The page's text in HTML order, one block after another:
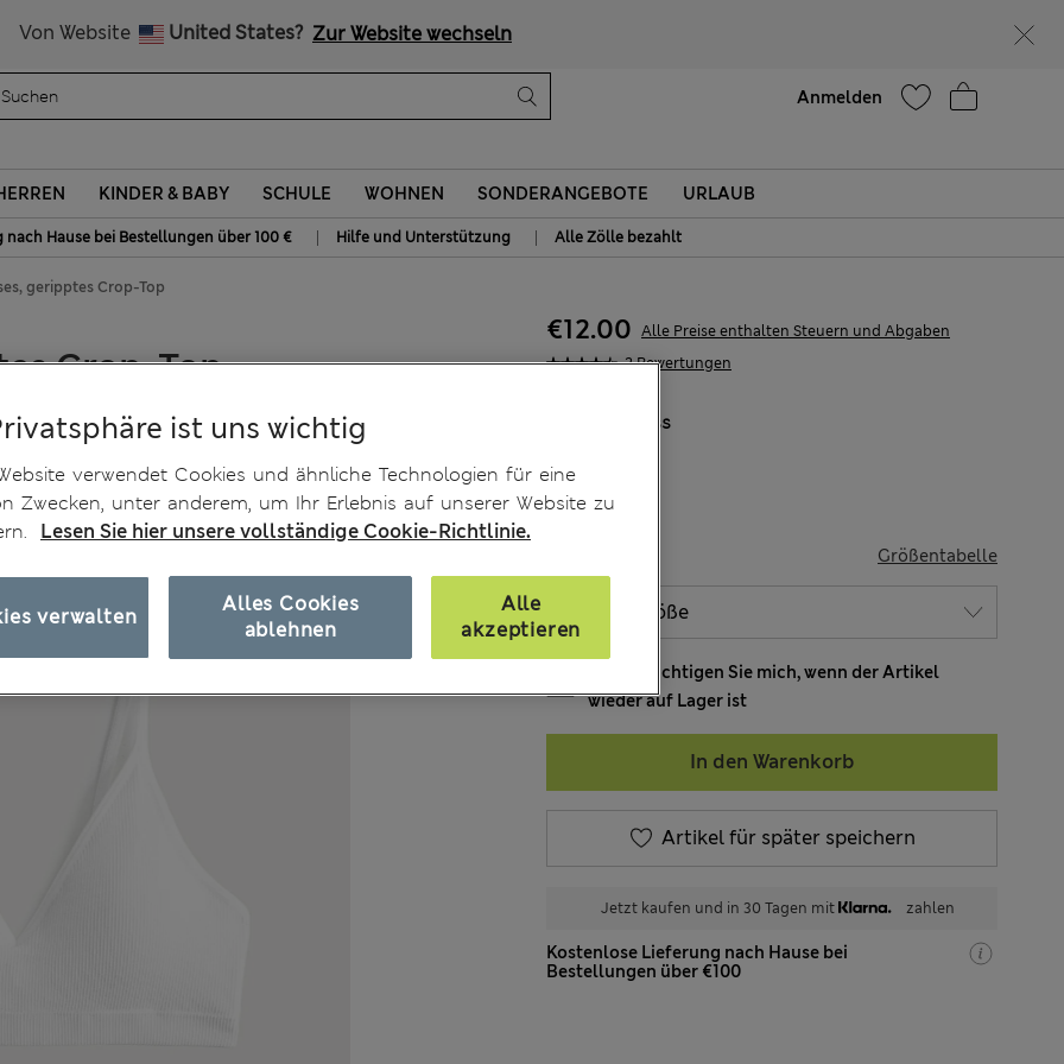
Von Website United States? Zur Website wechseln
Anmelden
KINDER & BABY SCHULE WOHNEN SONDERANGEBOTE URLAUB
Hause bei Bestellungen über 100 € | Hilfe und Unterstützung | Alle Zölle bezahlt
geripptes Crop-Top
Crop-Top 2 Bewertungen
€12.00 Alle Preise enthalten Steuern und Abgaben
Weiss
Größentabelle
Benachrichtigen Sie mich, wenn der Artikel
wieder auf Lager ist
In den Warenkorb
Artikel für später speichern
Jetzt kaufen und in 30 Tagen mit zahlen
Kostenlose Lieferung nach Hause bei
Bestellungen über €100
ist uns wichtig
verwendet Cookies und ähnliche Technologien für eine
Zwecken, unter anderem, um Ihr Erlebnis auf unserer Website zu
Lesen Sie hier unsere vollständige Cookie-Richtlinie.
Alles Cookies
ablehnen
Alle
akzeptieren
verwalten